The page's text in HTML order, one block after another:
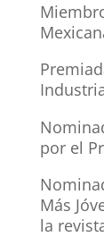
por el
Más
la